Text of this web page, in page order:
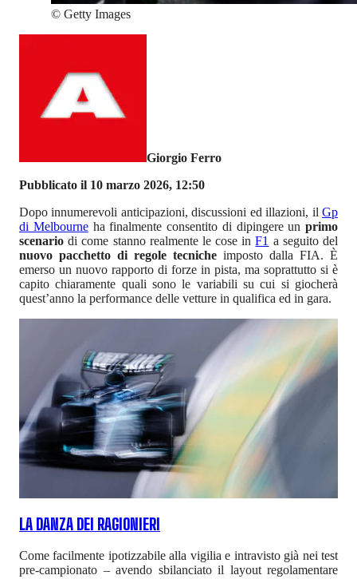
© Getty Images
Giorgio Ferro
Pubblicato il 10 marzo 2026, 12:50
Dopo innumerevoli anticipazioni, discussioni ed illazioni, il Gp
di Melbourneha finalmente consentito di dipingere un primo
scenario di come stanno realmente le cose inF1 a seguito del
nuovo pacchetto di regole tecniche imposto dalla FIA. È
emerso un nuovo rapporto di forze in pista, ma soprattutto si è
capito chiaramente quali sono le variabili su cui si giocherà
quest’anno la performance delle vetture in qualifica ed in gara.
LA DANZA DEI RAGIONIERI
Come facilmente ipotizzabile alla vigilia e intravisto già nei test
pre-campionato – avendo sbilanciato il layout regolamentare